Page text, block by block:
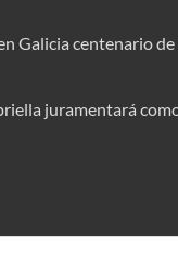
Galicia centenario
juramentará